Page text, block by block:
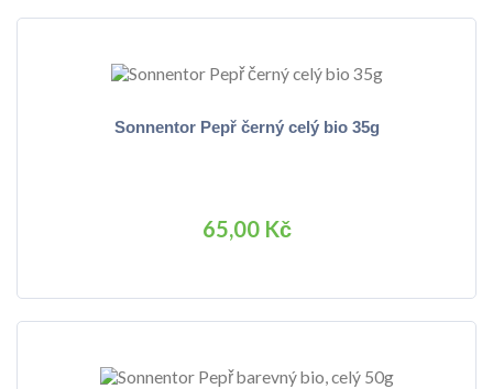
Sonnentor Pepř černý celý bio 35g
65,00 Kč